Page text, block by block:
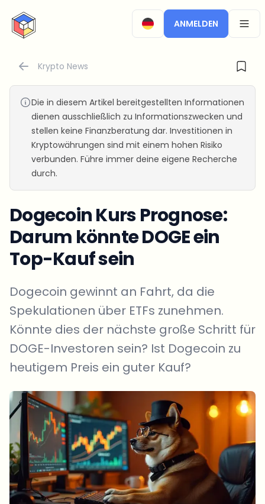
CryptoTicker
ANMELDEN
Krypto News
Die in diesem Artikel bereitgestellten Informationen
dienen ausschließlich zu Informationszwecken und
stellen keine Finanzberatung dar. Investitionen in
Kryptowährungen sind mit einem hohen Risiko
verbunden. Führe immer deine eigene Recherche
durch.
Dogecoin Kurs Prognose:
Darum könnte DOGE ein
Top-Kauf sein
Dogecoin gewinnt an Fahrt, da die
Spekulationen über ETFs zunehmen.
Könnte dies der nächste große Schritt für
DOGE-Investoren sein? Ist Dogecoin zu
heutigem Preis ein guter Kauf?